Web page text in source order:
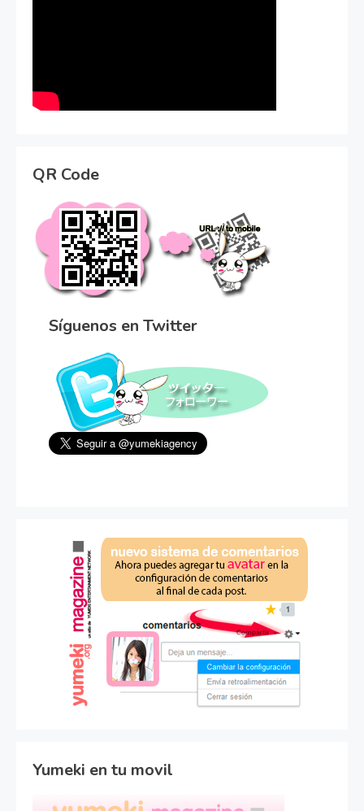
QR Code
Síguenos en Twitter
Yumeki en tu movil